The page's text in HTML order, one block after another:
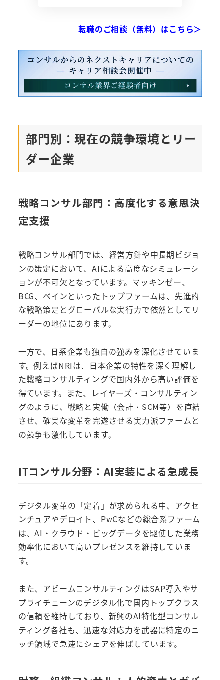
転職のご相談（無料）はこちら＞
部門別：現在の競争環境とリー
ダー企業
戦略コンサル部門：高度化する意思決
定支援
戦略コンサル部門では、経営方針や中長期ビジョ
ンの策定において、AIによる高度なシミュレーシ
ョンが不可欠となっています。マッキンゼー、
BCG、ベインといったトップファームは、先進的
な戦略策定とグローバルな実行力で依然としてリ
ーダーの地位にあります。
一方で、日系企業も独自の強みを深化させていま
す。例えばNRIは、日本企業の特性を深く理解し
た戦略コンサルティングで国内外から高い評価を
得ています。また、レイヤーズ・コンサルティン
グのように、戦略と実働（会計・SCM等）を直結
させ、確実な変革を完遂させる実力派ファームと
の競争も激化しています。
ITコンサル分野：AI実装による急成長
デジタル変革の「定着」が求められる中、アクセ
ンチュアやデロイト、PwCなどの総合系ファーム
は、AI・クラウド・ビッグデータを駆使した業務
効率化において高いプレゼンスを維持していま
す。
また、アビームコンサルティングはSAP導入やサ
プライチェーンのデジタル化で国内トップクラス
の信頼を維持しており、新興のAI特化型コンサル
ティング各社も、迅速な対応力を武器に特定のニ
ッチ領域で急速にシェアを伸ばしています。